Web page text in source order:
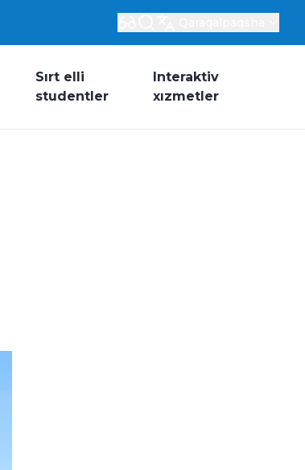
Sırt elli
studentler
Interaktiv
xızmetler